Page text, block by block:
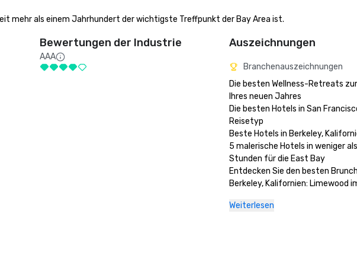
mehr als einem Jahrhundert der wichtigste Treffpunkt der Bay Area ist.
Bewertungen der Industrie
AAA
Auszeichnungen
Branchenauszeichnungen
Die besten Wellness-Retreats
Ihres neuen Jahres
Die besten Hotels in San
Reisetyp
Beste Hotels in Berkeley,
5 malerische Hotels in weniger
Stunden für die East Bay
Entdecken Sie den besten
Berkeley, Kalifornien: Limewood
Die besten Poolhotels in den USA
Weiterlesen